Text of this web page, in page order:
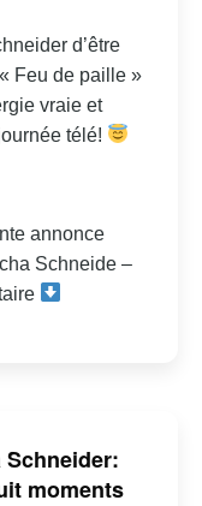
d’être
Feu de paille »
vraie et
télé!
annonce
Schneide –
moments